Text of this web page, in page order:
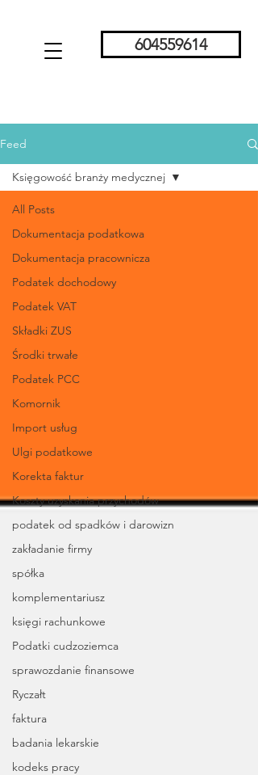
604559614
Feed
All Posts
Dokumentacja podatkowa
Dokumentacja pracownicza
Podatek dochodowy
Podatek VAT
Składki ZUS
Środki trwałe
Podatek PCC
Komornik
Import usług
Ulgi podatkowe
Korekta faktur
Koszty uzyskania przychodów
podatek od spadków i darowizn
zakładanie firmy
spółka
komplementariusz
księgi rachunkowe
Podatki cudzoziemca
sprawozdanie finansowe
Ryczałt
faktura
badania lekarskie
kodeks pracy
Księgowość branży medycznej